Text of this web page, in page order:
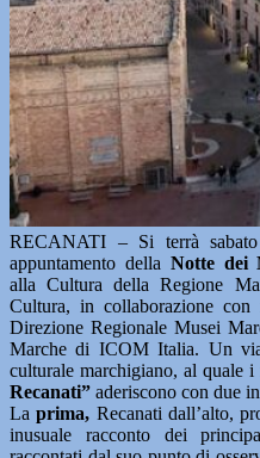
RECANATI – Si terrà
appuntamento della Notte dei
alla Cultura della Regione
Cultura, in collaborazione
Direzione Regionale Musei
Marche di ICOM Italia. Un
culturale marchigiano, al quale i
Recanati” aderiscono con due
Laprima, Recanati dall’alto,
inusuale racconto dei